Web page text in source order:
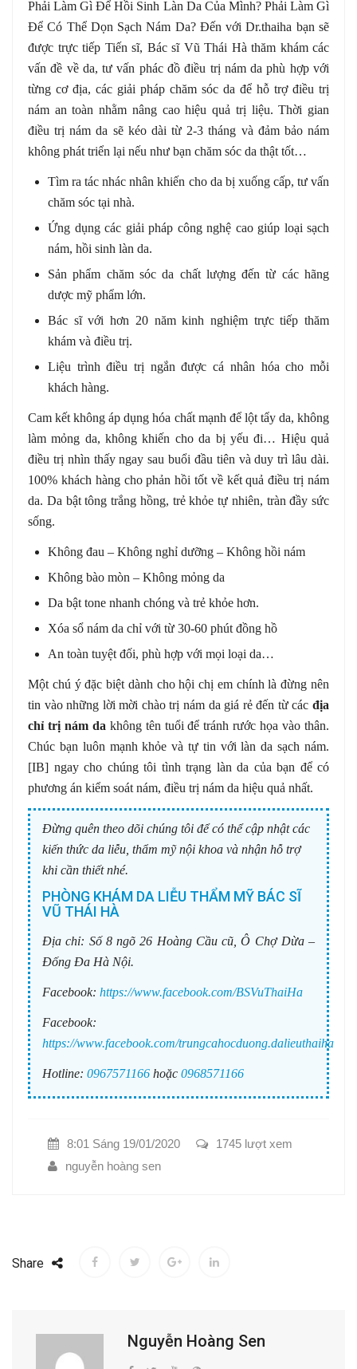
Phải Làm Gì Để Hồi Sinh Làn Da Của Mình? Phải Làm Gì
Để Có Thể Dọn Sạch Nám Da? Đến với Dr.thaiha bạn sẽ
được trực tiếp Tiến sĩ, Bác sĩ Vũ Thái Hà thăm khám các
vấn đề về da, tư vấn phác đồ điều trị nám da phù hợp với
từng cơ địa, các giải pháp chăm sóc da để hỗ trợ điều trị
nám an toàn nhằm nâng cao hiệu quả trị liệu. Thời gian
điều trị nám da sẽ kéo dài từ 2-3 tháng và đảm bảo nám
không phát triển lại nếu như bạn chăm sóc da thật tốt…
Tìm ra tác nhác nhân khiến cho da bị xuống cấp, tư vấn
chăm sóc tại nhà.
Ứng dụng các giải pháp công nghệ cao giúp loại sạch
nám, hồi sinh làn da.
Sản phẩm chăm sóc da chất lượng đến từ các hãng
dược mỹ phẩm lớn.
Bác sĩ với hơn 20 năm kinh nghiệm trực tiếp thăm
khám và điều trị.
Liệu trình điều trị ngắn được cá nhân hóa cho mỗi
khách hàng.
Cam kết không áp dụng hóa chất mạnh để lột tẩy da, không
làm mỏng da, không khiến cho da bị yếu đi… Hiệu quả
điều trị nhìn thấy ngay sau buổi đầu tiên và duy trì lâu dài.
100% khách hàng cho phản hồi tốt về kết quả điều trị nám
da. Da bật tông trắng hồng, trẻ khỏe tự nhiên, tràn đầy sức
sống.
Không đau – Không nghỉ dưỡng – Không hồi nám
Không bào mòn – Không mỏng da
Da bật tone nhanh chóng và trẻ khỏe hơn.
Xóa sổ nám da chỉ với từ 30-60 phút đồng hồ
An toàn tuyệt đối, phù hợp với mọi loại da…
Một chú ý đặc biệt dành cho hội chị em chính là đừng nên
tin vào những lời mời chào trị nám da giá rẻ đến từ các địa
chỉ trị nám dakhông tên tuổi để tránh rước họa vào thân.
Chúc bạn luôn mạnh khỏe và tự tin với làn da sạch nám.
[IB] ngay cho chúng tôi tình trạng làn da của bạn để có
phương án kiểm soát nám, điều trị nám da hiệu quả nhất.
Đừng quên theo dõi chúng tôi để có thể cập nhật các
kiến thức da liễu, thẩm mỹ nội khoa và nhận hỗ trợ
khi cần thiết nhé.
PHÒNG KHÁM DA LIỄU THẨM MỸ BÁC SĨ
VŨ THÁI HÀ
Địa chỉ: Số 8 ngõ 26 Hoàng Cầu cũ, Ô Chợ Dừa –
Đống Đa Hà Nội.
Facebook: https://www.facebook.com/BSVuThaiHa
Facebook:
https://www.facebook.com/trungcahocduong.dalieuthaiha
Hotline: 0967571166 hoặc 0968571166
8:01 Sáng 19/01/2020
1745 lượt xem
nguyễn hoàng sen
Share
Nguyễn Hoàng Sen